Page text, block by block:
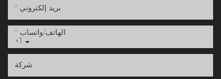
بريد إلكتروني
+1
الهاتف/واتساب
شركة